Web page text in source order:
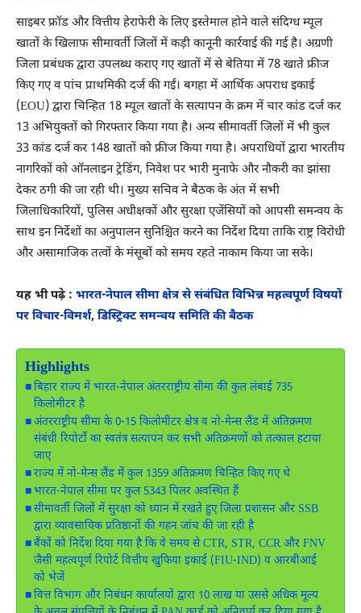
साइबर फ्रॉड और वित्तीय हेराफेरी के लिए इस्तेमाल होने वाले संदिग्ध म्यूल
खातों के खिलाफ सीमावर्ती जिलों में कड़ी कानूनी कार्रवाई की गई है। अग्रणी
जिला प्रबंधक द्वारा उपलब्ध कराए गए खातों में से बेतिया में 78 खाते फ्रीज
किए गए व पांच प्राथमिकी दर्ज की गईं। बगहा में आर्थिक अपराध इकाई
(EOU) द्वारा चिन्हित 18 म्यूल खातों के सत्यापन के क्रम में चार कांड दर्ज कर
13 अभियुक्तों को गिरफ्तार किया गया है। अन्य सीमावर्ती जिलों में भी कुल
33 कांड दर्ज कर 148 खातों को फ्रीज किया गया है। अपराधियों द्वारा भारतीय
नागरिकों को ऑनलाइन ट्रेडिंग, निवेश पर भारी मुनाफे और नौकरी का झांसा
देकर ठगी की जा रही थी। मुख्य सचिव ने बैठक के अंत में सभी
जिलाधिकारियों, पुलिस अधीक्षकों और सुरक्षा एजेंसियों को आपसी समन्वय के
साथ इन निर्देशों का अनुपालन सुनिश्चित करने का निर्देश दिया ताकि राष्ट्र विरोधी
और असामाजिक तत्वों के मंसूबों को समय रहते नाकाम किया जा सके।
यह भी पढ़े : भारत-नेपाल सीमा क्षेत्र से संबंधित विभिन्न महत्वपूर्ण विषयों
पर विचार-विमर्श, डिस्ट्रिक्ट समन्वय समिति की बैठक
Highlights
बिहार राज्य में भारत-नेपाल अंतरराष्ट्रीय सीमा की कुल लंबाई 735
किलोमीटर है
अंतरराष्ट्रीय सीमा के 0-15 किलोमीटर क्षेत्र व नो-मेन्स लैंड में अतिक्रमण
संबंधी रिपोर्टों का स्वतंत्र सत्यापन कर सभी अतिक्रमणों को तत्काल हटाया
जाए
राज्य में नो-मेन्स लैंड में कुल 1359 अतिक्रमण चिन्हित किए गए थे
भारत-नेपाल सीमा पर कुल 5343 पिलर अवस्थित हैं
सीमावर्ती जिलों में सुरक्षा को ध्यान में रखते हुए जिला प्रशासन और SSB
द्वारा व्यावसायिक प्रतिष्ठानों की गहन जांच की जा रही है
बैंकों को निर्देश दिया गया है कि वे समय से CTR, STR, CCR और FNV
जैसी महत्वपूर्ण रिपोर्ट वित्तीय खुफिया इकाई (FIU-IND) व आरबीआई
को भेजें
वित्त विभाग और निबंधन कार्यालयों द्वारा 10 लाख या उससे अधिक मूल्य